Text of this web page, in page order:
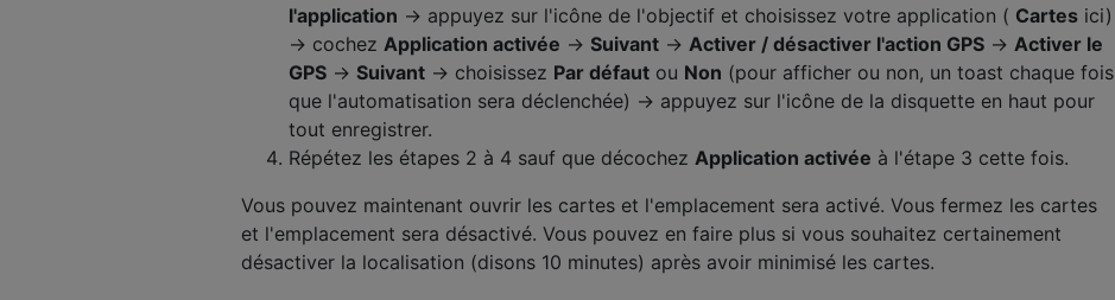
l'application → appuyez sur l'icône de l'objectif et choisissez votre application ( Cartes ici)
→ cochez Application activée → Suivant → Activer / désactiver l'action GPS → Activer le
GPS → Suivant → choisissez Par défaut ou Non (pour afficher ou non, un toast chaque fois
que l'automatisation sera déclenchée) → appuyez sur l'icône de la disquette en haut pour
tout enregistrer.
Répétez les étapes 2 à 4 sauf que décochez Application activée à l'étape 3 cette fois.
Vous pouvez maintenant ouvrir les cartes et l'emplacement sera activé. Vous fermez les cartes
et l'emplacement sera désactivé. Vous pouvez en faire plus si vous souhaitez certainement
désactiver la localisation (disons 10 minutes) après avoir minimisé les cartes.